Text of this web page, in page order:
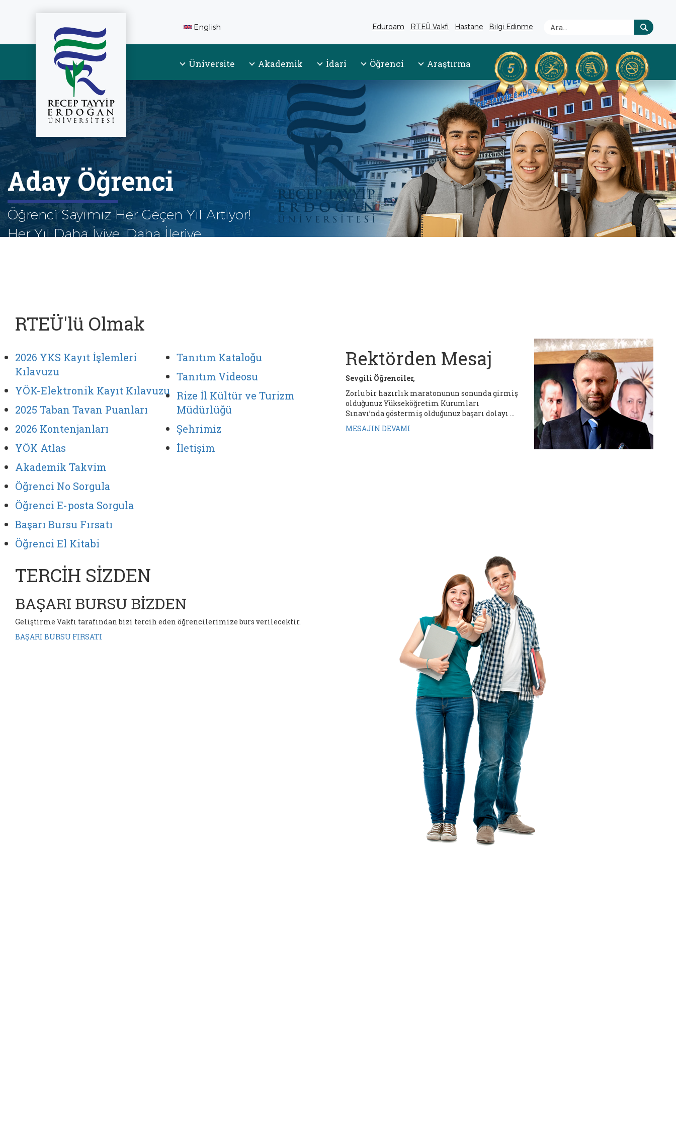
English Eduroam RTEÜ Vakfı
(yeni sekmede açılır)
Hastane
(yeni sekmede açılır)
Bilgi Edinme
(yeni sekmede açılır)
Üniversite Akademik İdari Öğrenci Araştırma
Aday Öğrenci
Öğrenci Sayımız Her Geçen Yıl Artıyor!
Her Yıl Daha İyiye, Daha İleriye
RTEÜ'lü Olmak
2026 YKS Kayıt İşlemleri
Kılavuzu
YÖK-Elektronik Kayıt Kılavuzu
2025 Taban Tavan Puanları
2026 Kontenjanları
YÖK Atlas
Akademik Takvim
Öğrenci No Sorgula
Öğrenci E-posta Sorgula
Başarı Bursu Fırsatı
Öğrenci El Kitabi
Tanıtım Kataloğu
Tanıtım Videosu
Rize İl Kültür ve Turizm
Müdürlüğü
Şehrimiz
İletişim
Rektörden Mesaj
Sevgili Öğrenciler,
Zorlu bir hazırlık maratonunun sonunda girmiş
olduğunuz Yükseköğretim Kurumları
Sınavı’nda göstermiş olduğunuz başarı dolayı ...
MESAJIN DEVAMI
TERCİH SİZDEN
BAŞARI BURSU BİZDEN
Geliştirme Vakfı tarafından bizi tercih eden öğrencilerimize burs verilecektir.
BAŞARI BURSU FIRSATI